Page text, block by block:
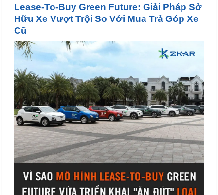
Lease-To-Buy Green Future: Giải Pháp Sở
Hữu Xe Vượt Trội So Với Mua Trả Góp Xe
Cũ